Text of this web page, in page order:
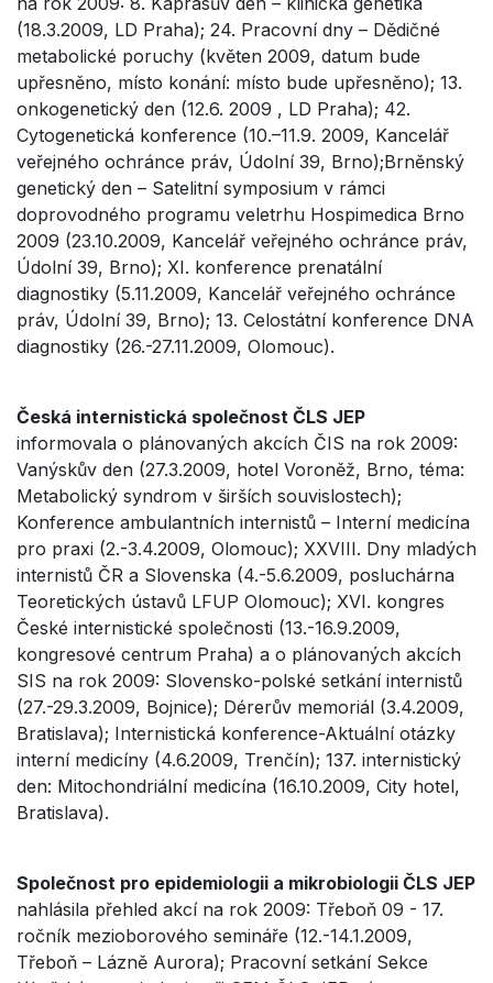
(18.3.2009, LD Praha); 24. Pracovní dny – Dědičné
metabolické poruchy (květen 2009, datum bude
upřesněno, místo konání: místo bude upřesněno); 13.
onkogenetický den (12.6. 2009 , LD Praha); 42.
Cytogenetická konference (10.–11.9. 2009, Kancelář
veřejného ochránce práv, Údolní 39, Brno);Brněnský
genetický den – Satelitní symposium v rámci
doprovodného programu veletrhu Hospimedica Brno
2009 (23.10.2009, Kancelář veřejného ochránce práv,
Údolní 39, Brno); XI. konference prenatální
diagnostiky (5.11.2009, Kancelář veřejného ochránce
práv, Údolní 39, Brno); 13. Celostátní konference DNA
diagnostiky (26.-27.11.2009, Olomouc).
Česká internistická společnost ČLS JEP
informovala o plánovaných akcích ČIS na rok 2009:
Vanýskův den (27.3.2009, hotel Voroněž, Brno, téma:
Metabolický syndrom v širších souvislostech);
Konference ambulantních internistů – Interní medicína
pro praxi (2.-3.4.2009, Olomouc); XXVIII. Dny mladých
internistů ČR a Slovenska (4.-5.6.2009, posluchárna
Teoretických ústavů LFUP Olomouc); XVI. kongres
České internistické společnosti (13.-16.9.2009,
kongresové centrum Praha) a o plánovaných akcích
SIS na rok 2009: Slovensko-polské setkání internistů
(27.-29.3.2009, Bojnice); Dérerův memoriál (3.4.2009,
Bratislava); Internistická konference-Aktuální otázky
interní medicíny (4.6.2009, Trenčín); 137. internistický
den: Mitochondriální medicína (16.10.2009, City hotel,
Bratislava).
Společnost pro epidemiologii a mikrobiologii ČLS JEP
nahlásila přehled akcí na rok 2009: Třeboň 09 - 17.
ročník mezioborového semináře (12.-14.1.2009,
Třeboň – Lázně Aurora); Pracovní setkání Sekce